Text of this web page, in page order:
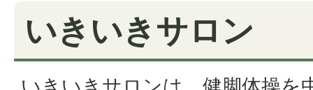
いきいきサロン